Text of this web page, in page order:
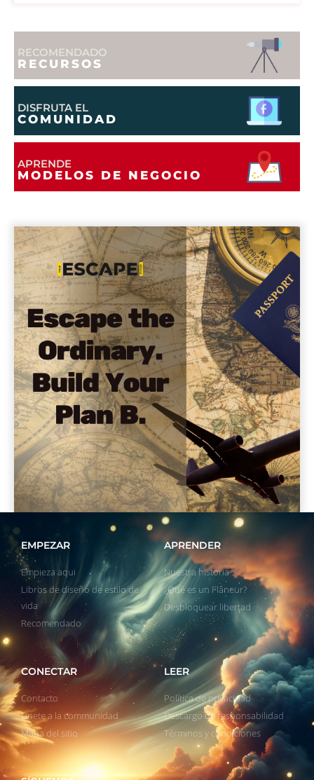
RECOMENDADO
RECURSOS
DISFRUTA EL
COMUNIDAD
APRENDE
MODELOS DE NEGOCIO
EMPEZAR
Empieza aqui
Libros de diseño de estilo de
vida
Recomendado
APRENDER
Nuestra historia
¿Qué es un Flâneur?
Desbloquear libertad
CONECTAR
Contacto
Unete a la communidad
Mapa del sitio
LEER
Política de privacidad
Descargo de responsabilidad
Términos y condiciones